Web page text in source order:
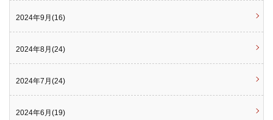
2024年9月(16)
2024年8月(24)
2024年7月(24)
2024年6月(19)